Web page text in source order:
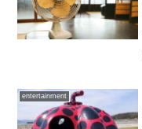
entertainment